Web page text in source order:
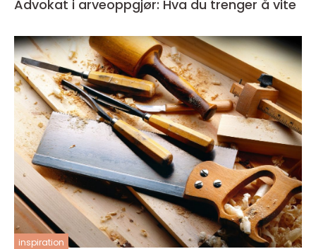
Advokat i arveoppgjør: Hva du trenger å vite
inspiration